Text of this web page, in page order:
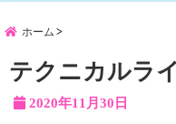
ホーム
テクニカルラ
2020年11月30日